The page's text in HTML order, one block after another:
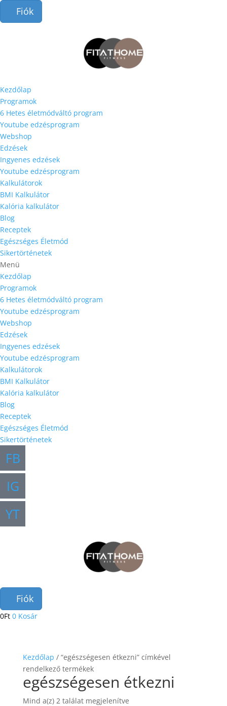
Fiók
Kezdőlap
Programok
6 Hetes életmódváltó program
Youtube edzésprogram
Webshop
Edzések
Ingyenes edzések
Youtube edzésprogram
Kalkulátorok
BMI Kalkulátor
Kalória kalkulátor
Blog
Receptek
Egészséges Életmód
Sikertörténetek
Menü
Kezdőlap
Programok
6 Hetes életmódváltó program
Youtube edzésprogram
Webshop
Edzések
Ingyenes edzések
Youtube edzésprogram
Kalkulátorok
BMI Kalkulátor
Kalória kalkulátor
Blog
Receptek
Egészséges Életmód
Sikertörténetek
FB
IG
YT
Fiók
0Ft 0 Kosár
Kezdőlap / “egészségesen étkezni” címkével
rendelkező termékek
egészségesen étkezni
Mind a(z) 2 találat megjelenítve